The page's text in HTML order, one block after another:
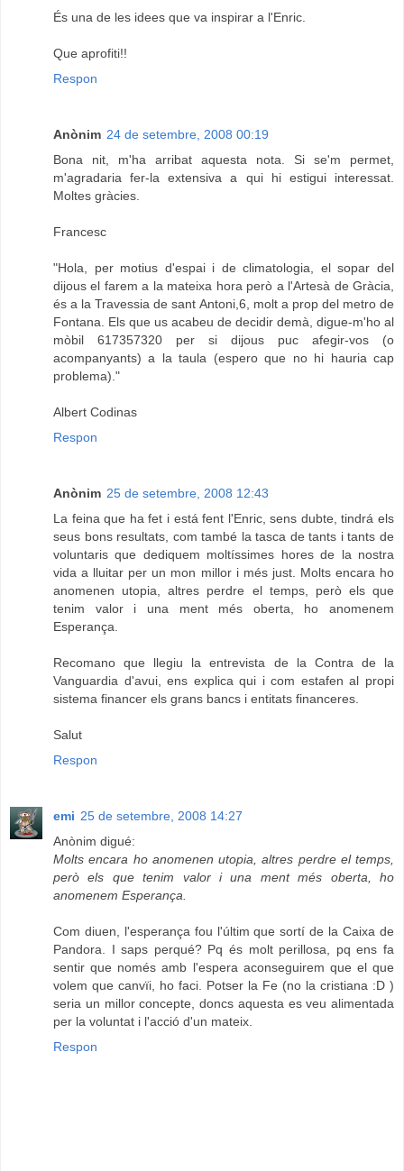
És una de les idees que va inspirar a l'Enric.
Que aprofiti!!
Respon
Anònim 24 de setembre, 2008 00:19
Bona nit, m'ha arribat aquesta nota. Si se'm permet,
m'agradaria fer-la extensiva a qui hi estigui interessat.
Moltes gràcies.
Francesc
"Hola, per motius d'espai i de climatologia, el sopar del
dijous el farem a la mateixa hora però a l'Artesà de Gràcia,
és a la Travessia de sant Antoni,6, molt a prop del metro de
Fontana. Els que us acabeu de decidir demà, digue-m'ho al
mòbil 617357320 per si dijous puc afegir-vos (o
acompanyants) a la taula (espero que no hi hauria cap
problema)."
Albert Codinas
Respon
Anònim 25 de setembre, 2008 12:43
La feina que ha fet i está fent l'Enric, sens dubte, tindrá els
seus bons resultats, com també la tasca de tants i tants de
voluntaris que dediquem moltíssimes hores de la nostra
vida a lluitar per un mon millor i més just. Molts encara ho
anomenen utopia, altres perdre el temps, però els que
tenim valor i una ment més oberta, ho anomenem
Esperança.
Recomano que llegiu la entrevista de la Contra de la
Vanguardia d'avui, ens explica qui i com estafen al propi
sistema financer els grans bancs i entitats financeres.
Salut
Respon
emi 25 de setembre, 2008 14:27
Anònim digué:
Molts encara ho anomenen utopia, altres perdre el temps,
però els que tenim valor i una ment més oberta, ho
anomenem Esperança.
Com diuen, l'esperança fou l'últim que sortí de la Caixa de
Pandora. I saps perqué? Pq és molt perillosa, pq ens fa
sentir que només amb l'espera aconseguirem que el que
volem que canvïi, ho faci. Potser la Fe (no la cristiana :D )
seria un millor concepte, doncs aquesta es veu alimentada
per la voluntat i l'acció d'un mateix.
Respon